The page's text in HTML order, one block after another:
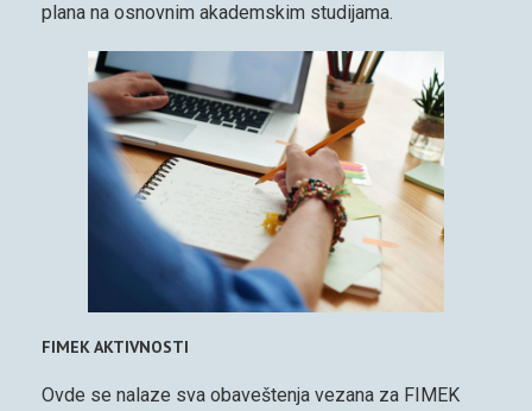
plana na osnovnim akademskim studijama.
FIMEK AKTIVNOSTI
Ovde se nalaze sva obaveštenja vezana za FIMEK